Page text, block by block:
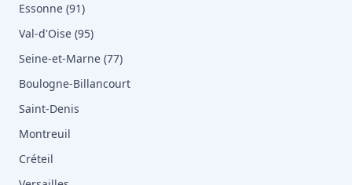
Essonne (91)
Val-d'Oise (95)
Seine-et-Marne (77)
Boulogne-Billancourt
Saint-Denis
Montreuil
Créteil